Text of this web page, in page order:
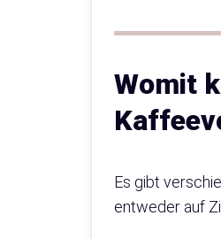
Womit
Es gibt
entweder auf